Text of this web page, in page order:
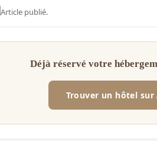
Article publié.
Déjà réservé votre
Trouver un hôtel sur